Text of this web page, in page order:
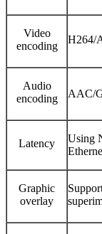
Video
encoding
H264/
Audio
encoding
AAC/
Latency
Using
Graphic
overlay